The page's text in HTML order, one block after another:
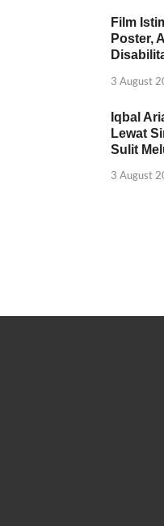
Film
Poster,
3 August
Iqbal
Lewat
Sulit
3 August